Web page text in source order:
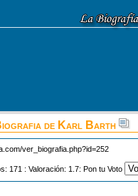
de Karl Barth
ver_biografia.php?id=252
171 : Valoración: 1.7: Pon tu Voto